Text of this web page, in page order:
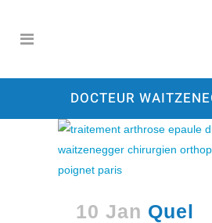
DOCTEUR
10 Jan Quel